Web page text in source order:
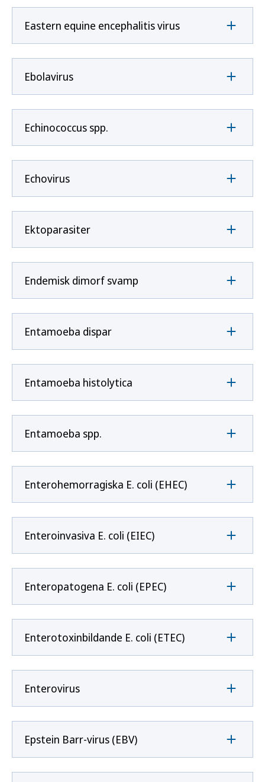
Eastern equine encephalitis virus
Ebolavirus
Echinococcus spp.
Echovirus
Ektoparasiter
Endemisk dimorf svamp
Entamoeba dispar
Entamoeba histolytica
Entamoeba spp.
Enterohemorragiska E. coli (EHEC)
Enteroinvasiva E. coli (EIEC)
Enteropatogena E. coli (EPEC)
Enterotoxinbildande E. coli (ETEC)
Enterovirus
Epstein Barr-virus (EBV)